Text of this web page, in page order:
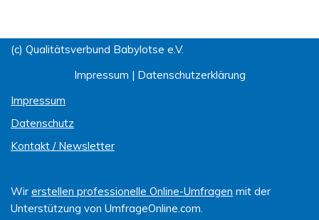
(c) Qualitätsverbund Babylotse e.V.
Impressum | Datenschutzerklärung
Impressum
Datenschutz
Kontakt / Newsletter
Wir erstellen professionelle Online-Umfragen mit der
Unterstützung von UmfrageOnline.com.